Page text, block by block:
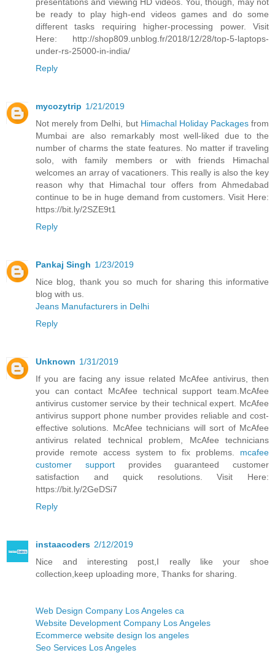
be ready to play high-end videos games and do some
different tasks requiring higher-processing power. Visit
Here: http://shop809.unblog.fr/2018/12/28/top-5-laptops-
under-rs-25000-in-india/
Reply
mycozytrip 1/21/2019
Not merely from Delhi, but Himachal Holiday Packagesfrom
Mumbai are also remarkably most well-liked due to the
number of charms the state features. No matter if traveling
solo, with family members or with friends Himachal
welcomes an array of vacationers. This really is also the key
reason why that Himachal tour offers from Ahmedabad
continue to be in huge demand from customers. Visit Here:
https://bit.ly/2SZE9t1
Reply
Pankaj Singh 1/23/2019
Nice blog, thank you so much for sharing this informative
blog with us.
Jeans Manufacturers in Delhi
Reply
Unknown 1/31/2019
If you are facing any issue related McAfee antivirus, then
you can contact McAfee technical support team.McAfee
antivirus customer service by their technical expert. McAfee
antivirus support phone number provides reliable and cost-
effective solutions. McAfee technicians will sort of McAfee
antivirus related technical problem, McAfee technicians
provide remote access system to fix problems. mcafee
customer supportprovides guaranteed customer
satisfaction and quick resolutions. Visit Here:
https://bit.ly/2GeDSi7
Reply
instaacoders 2/12/2019
Nice and interesting post,I really like your shoe
collection,keep uploading more, Thanks for sharing.
Web Design Company Los Angeles ca
Website Development Company Los Angeles
Ecommerce website design los angeles
Seo Services Los Angeles